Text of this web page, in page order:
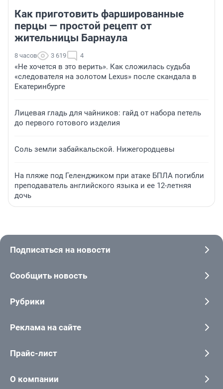
Как приготовить фаршированные
перцы — простой рецепт от
жительницы Барнаула
8 часов 3 619 4
«Не хочется в это верить». Как сложилась судьба
«следователя на золотом Lexus» после скандала в
Екатеринбурге
Лицевая гладь для чайников: гайд от набора петель
до первого готового изделия
Соль земли забайкальской. Нижегородцевы
На пляже под Геленджиком при атаке БПЛА погибли
преподаватель английского языка и ее 12-летняя
дочь
Подписаться на новости
Сообщить новость
Рубрики
Реклама на сайте
Прайс-лист
О компании